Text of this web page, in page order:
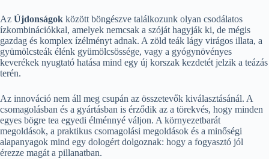
Az Újdonságok között böngészve találkozunk olyan csodálatos
ízkombinációkkal, amelyek nemcsak a szóját hagyják ki, de mégis
gazdag és komplex ízélményt adnak. A zöld teák lágy virágos illata, a
gyümölcsteák élénk gyümölcsössége, vagy a gyógynövényes
keverékek nyugtató hatása mind egy új korszak kezdetét jelzik a teázás
terén.
Az innováció nem áll meg csupán az összetevők kiválasztásánál. A
csomagolásban és a gyártásban is érződik az a törekvés, hogy minden
egyes bögre tea egyedi élménnyé váljon. A környezetbarát
megoldások, a praktikus csomagolási megoldások és a minőségi
alapanyagok mind egy dologért dolgoznak: hogy a fogyasztó jól
érezze magát a pillanatban.